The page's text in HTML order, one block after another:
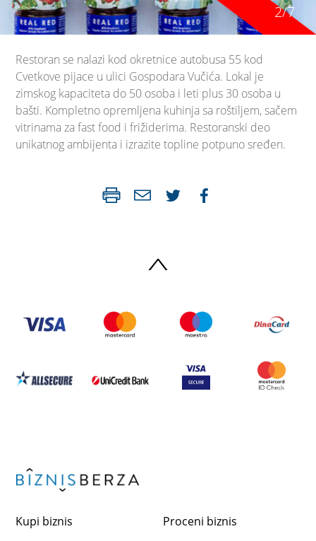
2/7
Restoran se nalazi kod okretnice autobusa 55 kod
Cvetkove pijace u ulici Gospodara Vučića. Lokal je
zimskog kapaciteta do 50 osoba i leti plus 30 osoba u
bašti. Kompletno opremljena kuhinja sa roštiljem, sačem
vitrinama za fast food i frižiderima. Restoranski deo
unikatnog ambijenta i izrazite topline potpuno sređen.
Kupi biznis Proceni biznis